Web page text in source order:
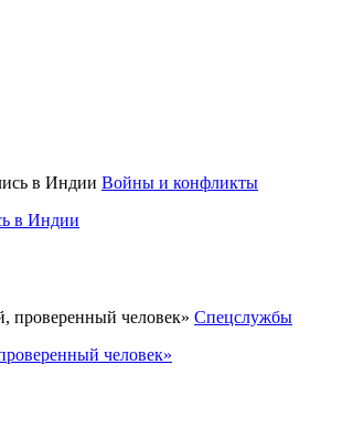
Войны и конфликты
в Индии
Спецслужбы
человек»